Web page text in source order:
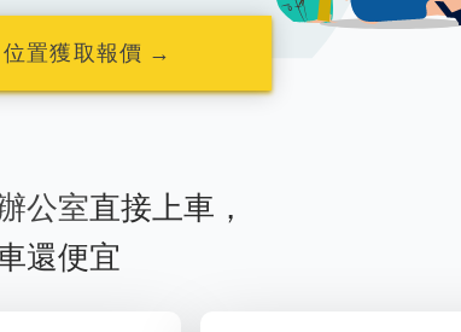
置獲取報價 →
公室直接上車，
還便宜